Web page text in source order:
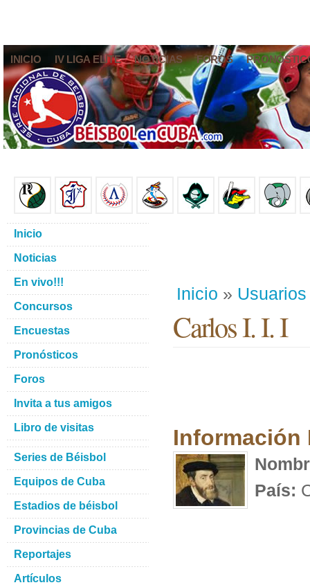
INICIO IV LIGA ELITE NOTICIAS FOROS
Inicio » Usuarios
Carlos I. I. I
Información
País:
Inicio
Noticias
En vivo!!!
Concursos
Encuestas
Pronósticos
Foros
Invita a tus amigos
Libro de visitas
Series de Béisbol
Equipos de Cuba
Estadios de béisbol
Provincias de Cuba
Reportajes
Artículos